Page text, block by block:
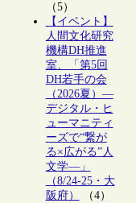
（5）
【イベント】
人間文化研究
機構DH推進
室、「第5回
DH若手の会
（2026夏）―
デジタル・ヒ
ューマニティ
ーズで“繋が
る×広がる”人
文学―」
（8/24-25・大
阪府）
（4）